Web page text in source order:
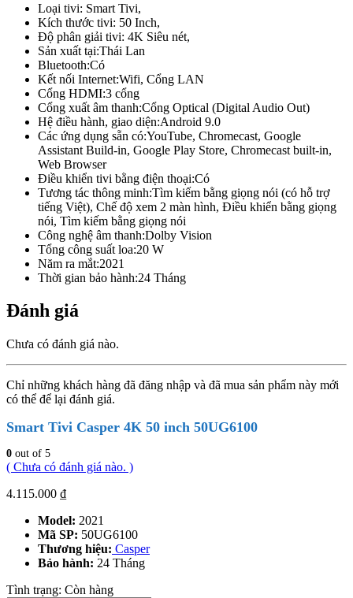
Loại tivi: Smart Tivi,
Kích thước tivi: 50 Inch,
Độ phân giải tivi: 4K Siêu nét,
Sản xuất tại:Thái Lan
Bluetooth:Có
Kết nối Internet:Wifi, Cổng LAN
Cổng HDMI:3 cổng
Cổng xuất âm thanh:Cổng Optical (Digital Audio Out)
Hệ điều hành, giao diện:Android 9.0
Các ứng dụng sẵn có:YouTube, Chromecast, Google
Assistant Build-in, Google Play Store, Chromecast built-in,
Web Browser
Điều khiển tivi bằng điện thoại:Có
Tương tác thông minh:Tìm kiếm bằng giọng nói (có hỗ trợ
tiếng Việt), Chế độ xem 2 màn hình, Điều khiển bằng giọng
nói, Tìm kiếm bằng giọng nói
Công nghệ âm thanh:Dolby Vision
Tổng công suất loa:20 W
Năm ra mắt:2021
Thời gian bảo hành:24 Tháng
Đánh giá
Chưa có đánh giá nào.
Chỉ những khách hàng đã đăng nhập và đã mua sản phẩm này mới
có thể để lại đánh giá.
Smart Tivi Casper 4K 50 inch 50UG6100
0 out of 5
( Chưa có đánh giá nào. )
4.115.000 ₫
Model: 2021
Mã SP: 50UG6100
Thương hiệu: Casper
Bảo hành: 24 Tháng
Tình trạng: Còn hàng